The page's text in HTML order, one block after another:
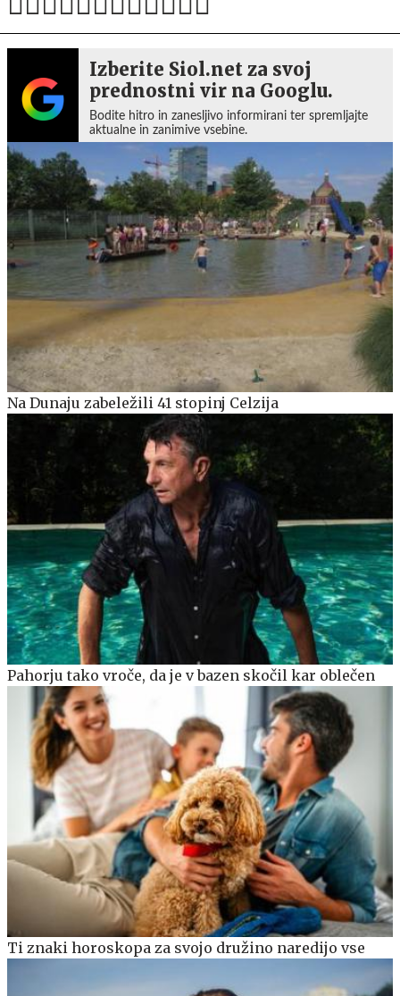
Izberite Siol.net za svoj
prednostni vir na Googlu.
Bodite hitro in zanesljivo informirani ter spremljajte
aktualne in zanimive vsebine.
Na Dunaju zabeležili 41 stopinj Celzija
Pahorju tako vroče, da je v bazen skočil kar oblečen
Ti znaki horoskopa za svojo družino naredijo vse